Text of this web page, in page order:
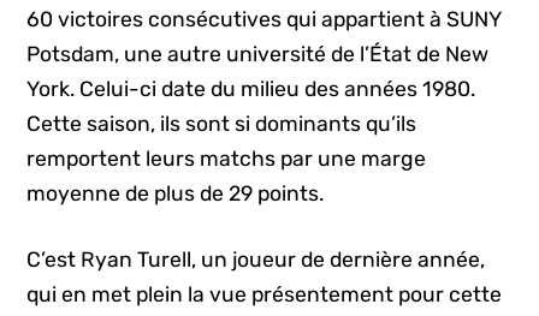
60 victoires consécutives qui appartient à SUNY
Potsdam, une autre université de l’État de New
York. Celui-ci date du milieu des années 1980.
Cette saison, ils sont si dominants qu’ils
remportent leurs matchs par une marge
moyenne de plus de 29 points.
C’est Ryan Turell, un joueur de dernière année,
qui en met plein la vue présentement pour cette